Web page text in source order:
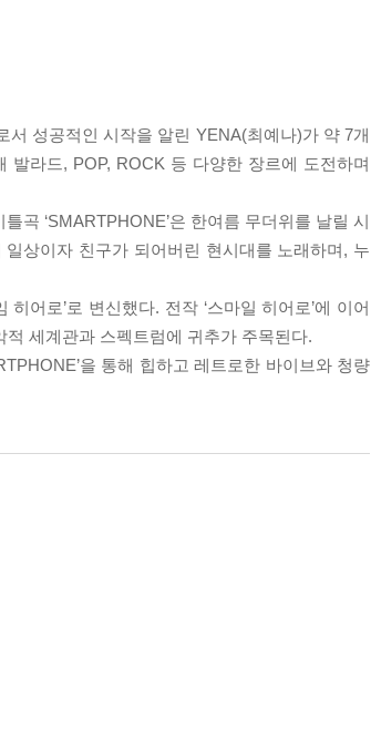
서 성공적인 시작을 알린 YENA(최예나)가 약 7개
발라드, POP, ROCK 등 다양한 장르에 도전하며
곡 ‘SMARTPHONE’은 한여름 무더위를 날릴 시
상이자 친구가 되어버린 현시대를 노래하며, 누
어로’로 변신했다. 전작 ‘스마일 히어로’에 이어
적 세계관과 스펙트럼에 귀추가 주목된다.
을 통해 힙하고 레트로한 바이브와 청량